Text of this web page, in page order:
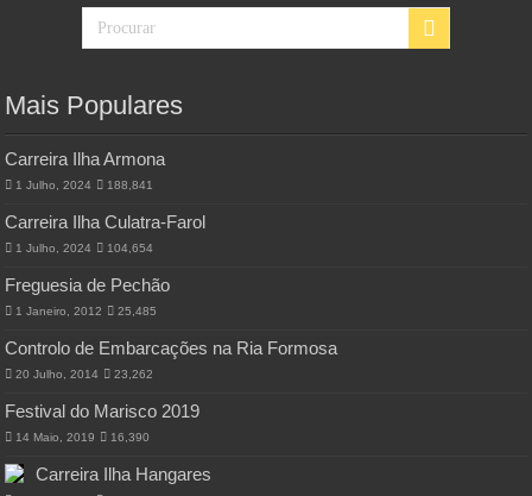
Mais Populares
Carreira Ilha Armona
1 Julho, 2024 188,841
Carreira Ilha Culatra-Farol
1 Julho, 2024 104,654
Freguesia de Pechão
1 Janeiro, 2012 25,485
Controlo de Embarcações na Ria Formosa
20 Julho, 2014 23,262
Festival do Marisco 2019
14 Maio, 2019 16,390
Carreira Ilha Hangares